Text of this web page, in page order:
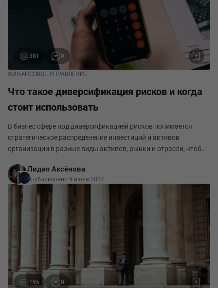
381 0
ФИНАНСОВОЕ УПРАВЛЕНИЕ
Что такое диверсификация рисков и когда
стоит использовать
В бизнес сфере под диверсификацией рисков понимается
стратегическое распределение инвестиций и активов
организации в разные виды активов, рынки и отрасли, чтобы
на концепции того, что разные активы могут
Лидия Аксёнова
Опубликовано 9 июля 2024
195 0